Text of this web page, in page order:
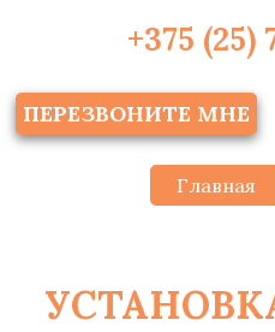
+375 (25)
ПЕРЕЗВОНИТЕ МНЕ
Главная